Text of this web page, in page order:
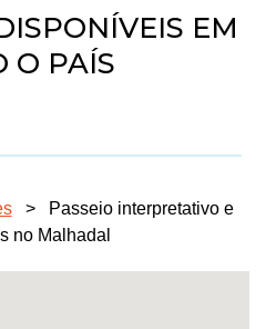
EM
O PAÍS
>
Passeio interpretativo e
no Malhadal